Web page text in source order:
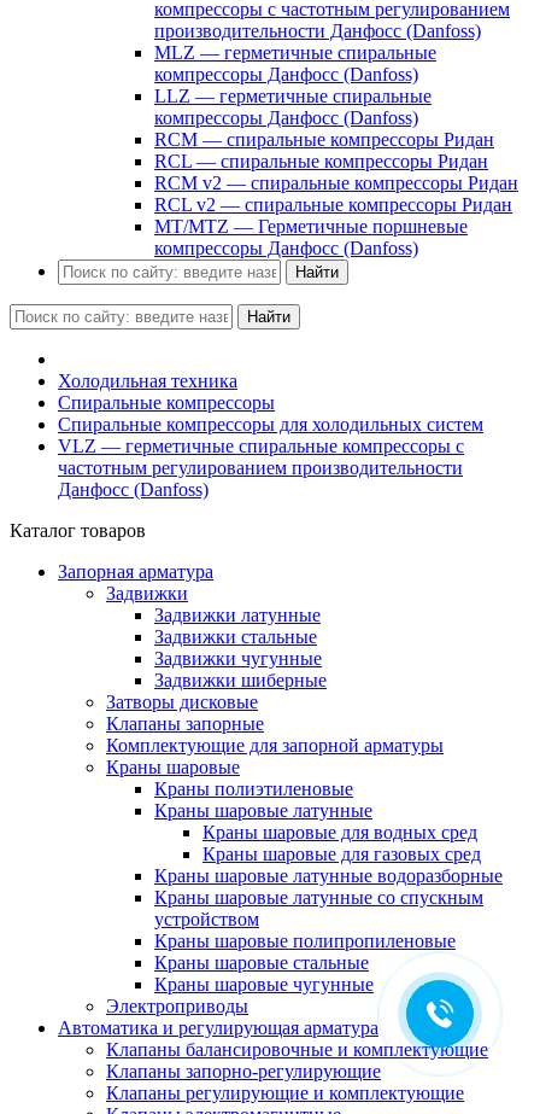
компрессоры с частотным регулированием
производительности Данфосс (Danfoss)
MLZ — герметичные спиральные
компрессоры Данфосс (Danfoss)
LLZ — герметичные спиральные
компрессоры Данфосс (Danfoss)
RCM — спиральные компрессоры Ридан
RCL — спиральные компрессоры Ридан
RCM v2 — спиральные компрессоры Ридан
RCL v2 — спиральные компрессоры Ридан
MT/MTZ — Герметичные поршневые
компрессоры Данфосс (Danfoss)
Найти
Найти
Холодильная техника
Спиральные компрессоры
Спиральные компрессоры для холодильных систем
VLZ — герметичные спиральные компрессоры с
частотным регулированием производительности
Данфосс (Danfoss)
Каталог товаров
Запорная арматура
Задвижки
Задвижки латунные
Задвижки стальные
Задвижки чугунные
Задвижки шиберные
Затворы дисковые
Клапаны запорные
Комплектующие для запорной арматуры
Краны шаровые
Краны полиэтиленовые
Краны шаровые латунные
Краны шаровые для водных сред
Краны шаровые для газовых сред
Краны шаровые латунные водоразборные
Краны шаровые латунные со спускным
устройством
Краны шаровые полипропиленовые
Краны шаровые стальные
Краны шаровые чугунные
Электроприводы
Автоматика и регулирующая арматура
Клапаны балансировочные и комплектующие
Клапаны запорно-регулирующие
Клапаны регулирующие и комплектующие